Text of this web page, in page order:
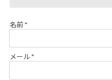
名前*
メール*